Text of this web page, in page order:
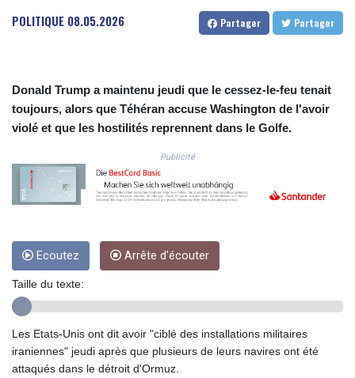
3641.393866
CVE 110.287357
CZK 24.243908
DJF 205.567023
DKK 7.475736
DZD 153.102878
EGP 57.247371
ETB 186.320421
FJD 2.552604
FKP 0.856369
POLITIQUE 08.05.2026 Partager Partager
Donald Trump a maintenu jeudi que le cessez-le-feu tenait
toujours, alors que Téhéran accuse Washington de l'avoir
violé et que les hostilités reprennent dans le Golfe.
Publicité
Ecoutez Arrête d'écouter
Taille du texte:
Les Etats-Unis ont dit avoir "ciblé des installations militaires
iraniennes" jeudi après que plusieurs de leurs navires ont été
attaqués dans le détroit d'Ormuz.